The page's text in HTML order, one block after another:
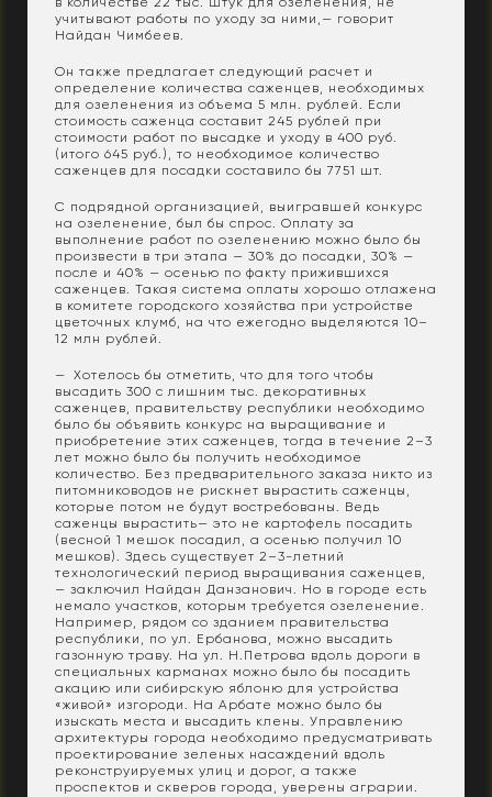
учитывают работы по уходу за ними,— говорит
Найдан Чимбеев.
Он также предлагает следующий расчет и
определение количества саженцев, необходимых
для озеленения из объема 5 млн. рублей. Если
стоимость саженца составит 245 рублей при
стоимости работ по высадке и уходу в 400 руб.
(итого 645 руб.), то необходимое количество
саженцев для посадки составило бы 7751 шт.
С подрядной организацией, выигравшей конкурс
на озеленение, был бы спрос. Оплату за
выполнение работ по озеленению можно было бы
произвести в три этапа — 30% до посадки, 30% —
после и 40% — осенью по факту прижившихся
саженцев. Такая система оплаты хорошо отлажена
в комитете городского хозяйства при устройстве
цветочных клумб, на что ежегодно выделяются 10–
12 млн рублей.
— Хотелось бы отметить, что для того чтобы
высадить 300 с лишним тыс. декоративных
саженцев, правительству республики необходимо
было бы объявить конкурс на выращивание и
приобретение этих саженцев, тогда в течение 2–3
лет можно было бы получить необходимое
количество. Без предварительного заказа никто из
питомниководов не рискнет вырастить саженцы,
которые потом не будут востребованы. Ведь
саженцы вырастить— это не картофель посадить
(весной 1 мешок посадил, а осенью получил 10
мешков). Здесь существует 2–3-летний
технологический период выращивания саженцев,
— заключил Найдан Данзанович. Но в городе есть
немало участков, которым требуется озеленение.
Например, рядом со зданием правительства
республики, по ул. Ербанова, можно высадить
газонную траву. На ул. Н.Петрова вдоль дороги в
специальных карманах можно было бы посадить
акацию или сибирскую яблоню для устройства
«живой» изгороди. На Арбате можно было бы
изыскать места и высадить клены. Управлению
архитектуры города необходимо предусматривать
проектирование зеленых насаждений вдоль
реконструируемых улиц и дорог, а также
проспектов и скверов города, уверены аграрии.